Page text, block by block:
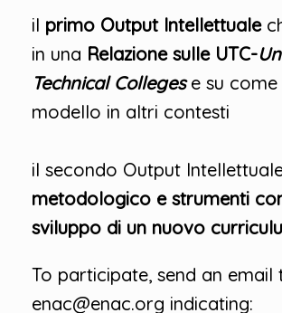
il primo Output Intellettuale
in una Relazione sulle UTC-
Technical Collegese su come
modello in altri contesti
il secondo Output
metodologico e strumenti
sviluppo di un nuovo
To participate, send an email
enac@enac.org indicating: